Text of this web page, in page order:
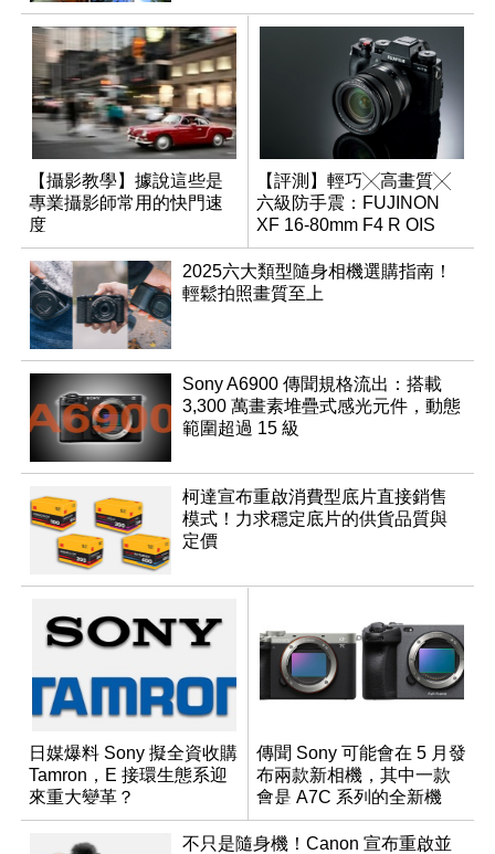
【攝影教學】據說這些是
專業攝影師常用的快門速
度
【評測】輕巧╳高畫質╳
六級防手震：FUJINON
XF 16-80mm F4 R OIS
WR
2025六大類型隨身相機選購指南！
輕鬆拍照畫質至上
Sony A6900 傳聞規格流出：搭載
3,300 萬畫素堆疊式感光元件，動態
範圍超過 15 級
柯達宣布重啟消費型底片直接銷售
模式！力求穩定底片的供貨品質與
定價
日媒爆料 Sony 擬全資收購
Tamron，E 接環生態系迎
來重大變革？
傳聞 Sony 可能會在 5 月發
布兩款新相機，其中一款
會是 A7C 系列的全新機
種？
不只是隨身機！Canon 宣布重啟並